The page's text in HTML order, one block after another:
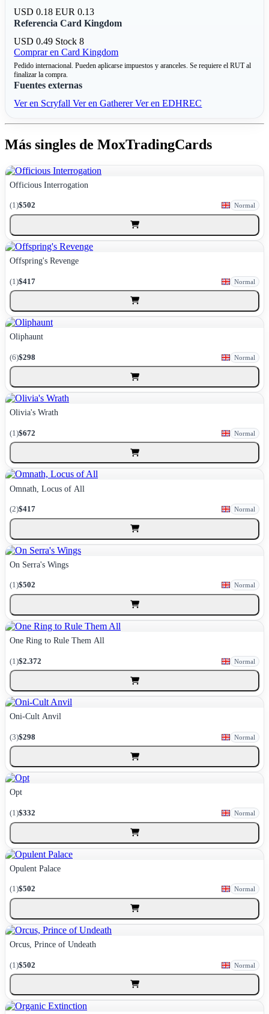
USD 0.18EUR 0.13
Referencia Card Kingdom
USD 0.49 Stock 8
Comprar en Card Kingdom
Pedido internacional. Pueden aplicarse impuestos y aranceles. Se requiere el RUT al
finalizar la compra.
Fuentes externas
Ver en ScryfallVer en GathererVer en EDHREC
Más singles de MoxTradingCards
Officious Interrogation
(1)$502 Normal
Offspring's Revenge
(1)$417 Normal
Oliphaunt
(6)$298 Normal
Olivia's Wrath
(1)$672 Normal
Omnath, Locus of All
(2)$417 Normal
On Serra's Wings
(1)$502 Normal
One Ring to Rule Them All
(1)$2.372 Normal
Oni-Cult Anvil
(3)$298 Normal
Opt
(1)$332 Normal
Opulent Palace
(1)$502 Normal
Orcus, Prince of Undeath
(1)$502 Normal